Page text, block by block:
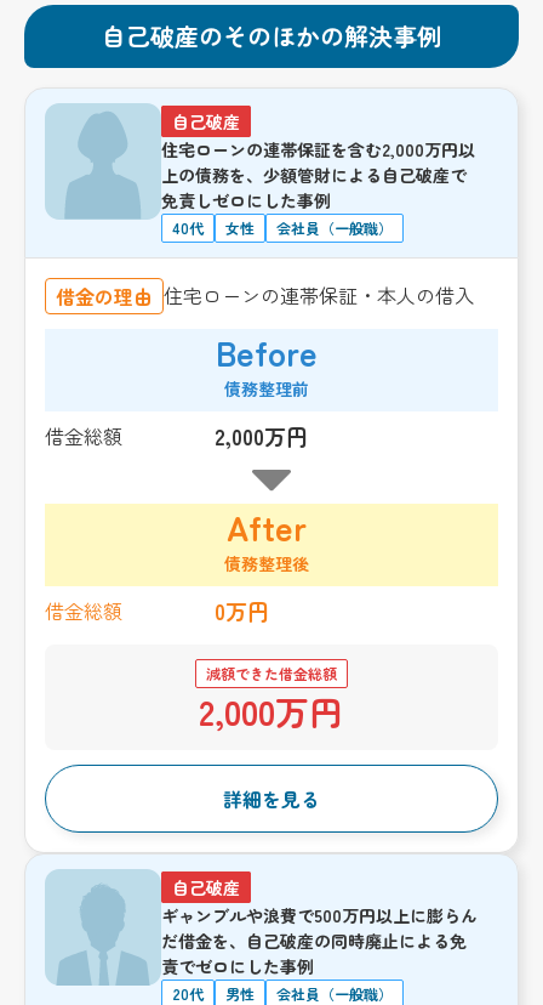
自己破産のそのほかの解決事例
自己破産
住宅ローンの連帯保証を含む2,000万円以
上の債務を、少額管財による自己破産で
免責しゼロにした事例
40代 女性 会社員（一般職）
借金の理由 住宅ローンの連帯保証・本人の借入
Before
債務整理前
借金総額 2,000万円
After
債務整理後
借金総額 0万円
減額できた借金総額
2,000万円
詳細を見る
自己破産
ギャンブルや浪費で500万円以上に膨らん
だ借金を、自己破産の同時廃止による免
責でゼロにした事例
20代 男性 会社員（一般職）